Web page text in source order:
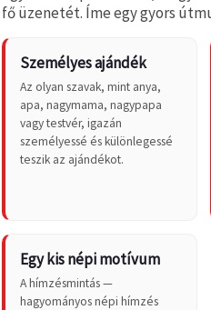
fő üzenetét. Íme egy gyors
Személyes ajándék
Az olyan szavak, mint anya,
apa, nagymama, nagypapa
vagy testvér, igazán
személyessé és különlegessé
teszik az ajándékot.
Egy kis népi motívum
A hímzésmintás —
hagyományos népi hímzés